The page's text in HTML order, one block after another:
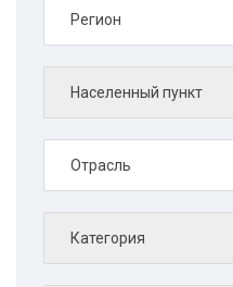
Регион
Населенный пункт
Отрасль
Категория